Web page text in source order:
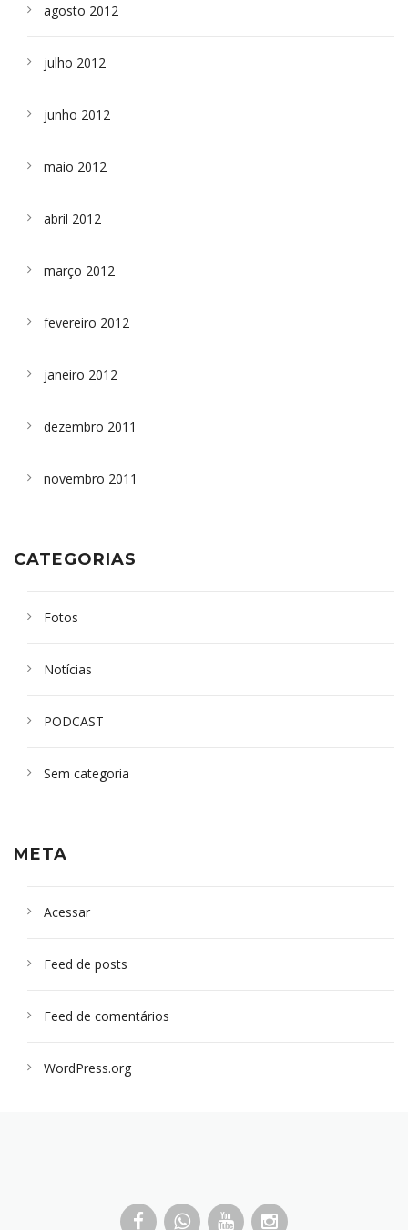
agosto 2012
julho 2012
junho 2012
maio 2012
abril 2012
março 2012
fevereiro 2012
janeiro 2012
dezembro 2011
novembro 2011
CATEGORIAS
Fotos
Notícias
PODCAST
Sem categoria
META
Acessar
Feed de posts
Feed de comentários
WordPress.org